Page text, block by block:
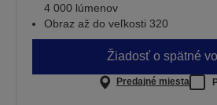
4 000 lúmenov
Obraz až do veľkosti 320
Žiadosť o spätné
Predajné miesta